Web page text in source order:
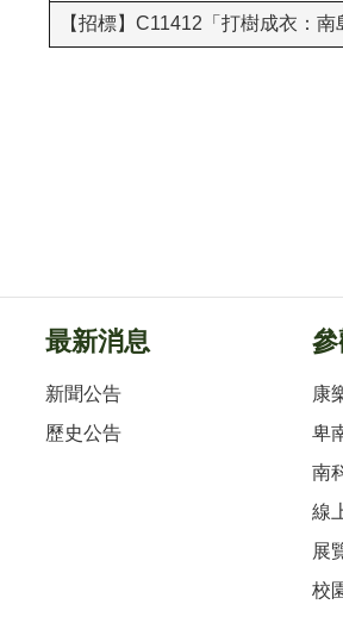
【招標】C11412「打樹成衣：
最新消息
新聞公告
歷史公告
康
卑
南
線
展
校